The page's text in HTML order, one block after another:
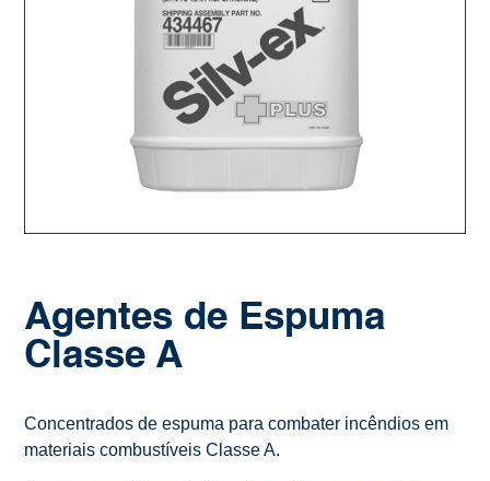
Agentes de Espuma
Classe A
Concentrados de espuma para combater incêndios em
materiais combustíveis Classe A.